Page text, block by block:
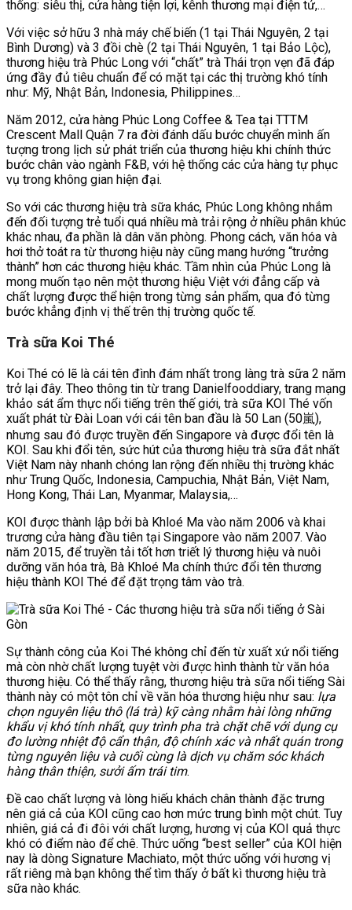
thống: siêu thị, cửa hàng tiện lợi, kênh thương mại điện tử,…
Với việc sở hữu 3 nhà máy chế biến (1 tại Thái Nguyên, 2 tại
Bình Dương) và 3 đồi chè (2 tại Thái Nguyên, 1 tại Bảo Lộc),
thương hiệu trà Phúc Long với “chất” trà Thái trọn vẹn đã đáp
ứng đầy đủ tiêu chuẩn để có mặt tại các thị trường khó tính
như: Mỹ, Nhật Bản, Indonesia, Philippines…
Năm 2012, cửa hàng Phúc Long Coffee & Tea tại TTTM
Crescent Mall Quận 7 ra đời đánh dấu bước chuyển mình ấn
tượng trong lịch sử phát triển của thương hiệu khi chính thức
bước chân vào ngành F&B, với hệ thống các cửa hàng tự phục
vụ trong không gian hiện đại.
So với các thương hiệu trà sữa khác, Phúc Long không nhắm
đến đối tượng trẻ tuổi quá nhiều mà trải rộng ở nhiều phân khúc
khác nhau, đa phần là dân văn phòng. Phong cách, văn hóa và
hơi thở toát ra từ thương hiệu này cũng mang hướng “trưởng
thành” hơn các thương hiệu khác. Tầm nhìn của Phúc Long là
mong muốn tạo nên một thương hiệu Việt với đẳng cấp và
chất lượng được thể hiện trong từng sản phẩm, qua đó từng
bước khẳng định vị thế trên thị trường quốc tế.
Trà sữa Koi Thé
Koi Thé có lẽ là cái tên đình đám nhất trong làng trà sữa 2 năm
trở lại đây. Theo thông tin từ trang Danielfooddiary, trang mạng
khảo sát ẩm thực nổi tiếng trên thế giới, trà sữa KOI Thé vốn
xuất phát từ Đài Loan với cái tên ban đầu là 50 Lan (50嵐),
nhưng sau đó được truyền đến Singapore và được đổi tên là
KOI. Sau khi đổi tên, sức hút của thương hiệu trà sữa đắt nhất
Việt Nam này nhanh chóng lan rộng đến nhiều thị trường khác
như Trung Quốc, Indonesia, Campuchia, Nhật Bản, Việt Nam,
Hong Kong, Thái Lan, Myanmar, Malaysia,…
KOI được thành lập bởi bà Khloé Ma vào năm 2006 và khai
trương cửa hàng đầu tiên tại Singapore vào năm 2007. Vào
năm 2015, để truyền tải tốt hơn triết lý thương hiệu và nuôi
dưỡng văn hóa trà, Bà Khloé Ma chính thức đổi tên thương
hiệu thành KOI Thé để đặt trọng tâm vào trà.
Sự thành công của Koi Thé không chỉ đến từ xuất xứ nổi tiếng
mà còn nhờ chất lượng tuyệt vời được hình thành từ văn hóa
thương hiệu. Có thể thấy rằng, thương hiệu trà sữa nổi tiếng Sài
thành này có một tôn chỉ về văn hóa thương hiệu như sau: lựa
chọn nguyên liệu thô (lá trà) kỹ càng nhằm hài lòng những
khẩu vị khó tính nhất, quy trình pha trà chặt chẽ với dụng cụ
đo lường nhiệt độ cẩn thận, độ chính xác và nhất quán trong
từng nguyên liệu và cuối cùng là dịch vụ chăm sóc khách
hàng thân thiện, sưởi ấm trái tim.
Đề cao chất lượng và lòng hiếu khách chân thành đặc trưng
nên giá cả của KOI cũng cao hơn mức trung bình một chút. Tuy
nhiên, giá cả đi đôi với chất lượng, hương vị của KOI quả thực
khó có điểm nào để chê. Thức uống “best seller” của KOI hiện
nay là dòng Signature Machiato, một thức uống với hương vị
rất riêng mà bạn không thể tìm thấy ở bất kì thương hiệu trà
sữa nào khác.